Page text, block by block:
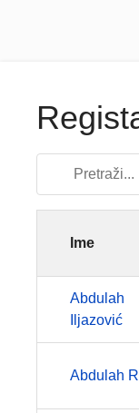
Ime
Abdulah
Iljazović
Abdulah